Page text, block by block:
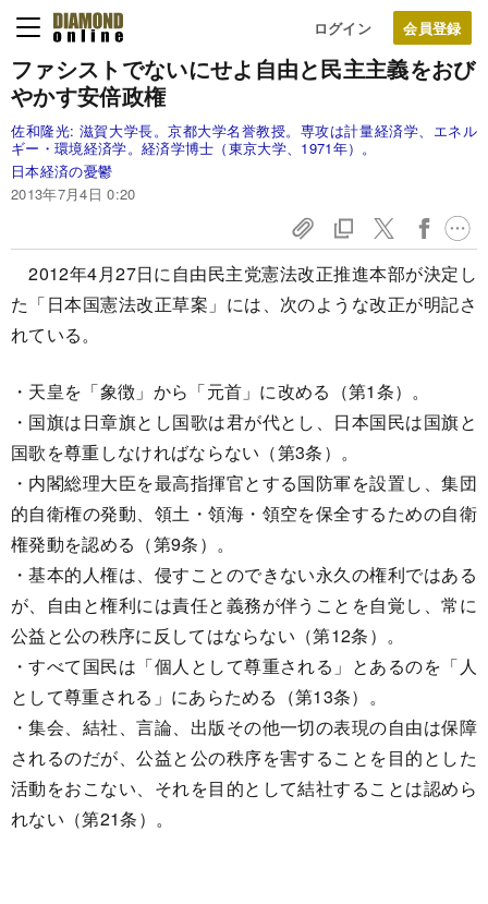
ログイン
ファシストでないにせよ自由と民主主義をおび
やかす安倍政権
佐和隆光: 滋賀大学長。京都大学名誉教授。専攻は計量経済学、エネル
ギー・環境経済学。経済学博士（東京大学、1971年）。
日本経済の憂鬱
2013年7月4日 0:20
2012年4月27日に自由民主党憲法改正推進本部が決定し
た「日本国憲法改正草案」には、次のような改正が明記さ
れている。
・天皇を「象徴」から「元首」に改める（第1条）。
・国旗は日章旗とし国歌は君が代とし、日本国民は国旗と
国歌を尊重しなければならない（第3条）。
・内閣総理大臣を最高指揮官とする国防軍を設置し、集団
的自衛権の発動、領土・領海・領空を保全するための自衛
権発動を認める（第9条）。
・基本的人権は、侵すことのできない永久の権利ではある
が、自由と権利には責任と義務が伴うことを自覚し、常に
公益と公の秩序に反してはならない（第12条）。
・すべて国民は「個人として尊重される」とあるのを「人
として尊重される」にあらためる（第13条）。
・集会、結社、言論、出版その他一切の表現の自由は保障
されるのだが、公益と公の秩序を害することを目的とした
活動をおこない、それを目的として結社することは認めら
れない（第21条）。